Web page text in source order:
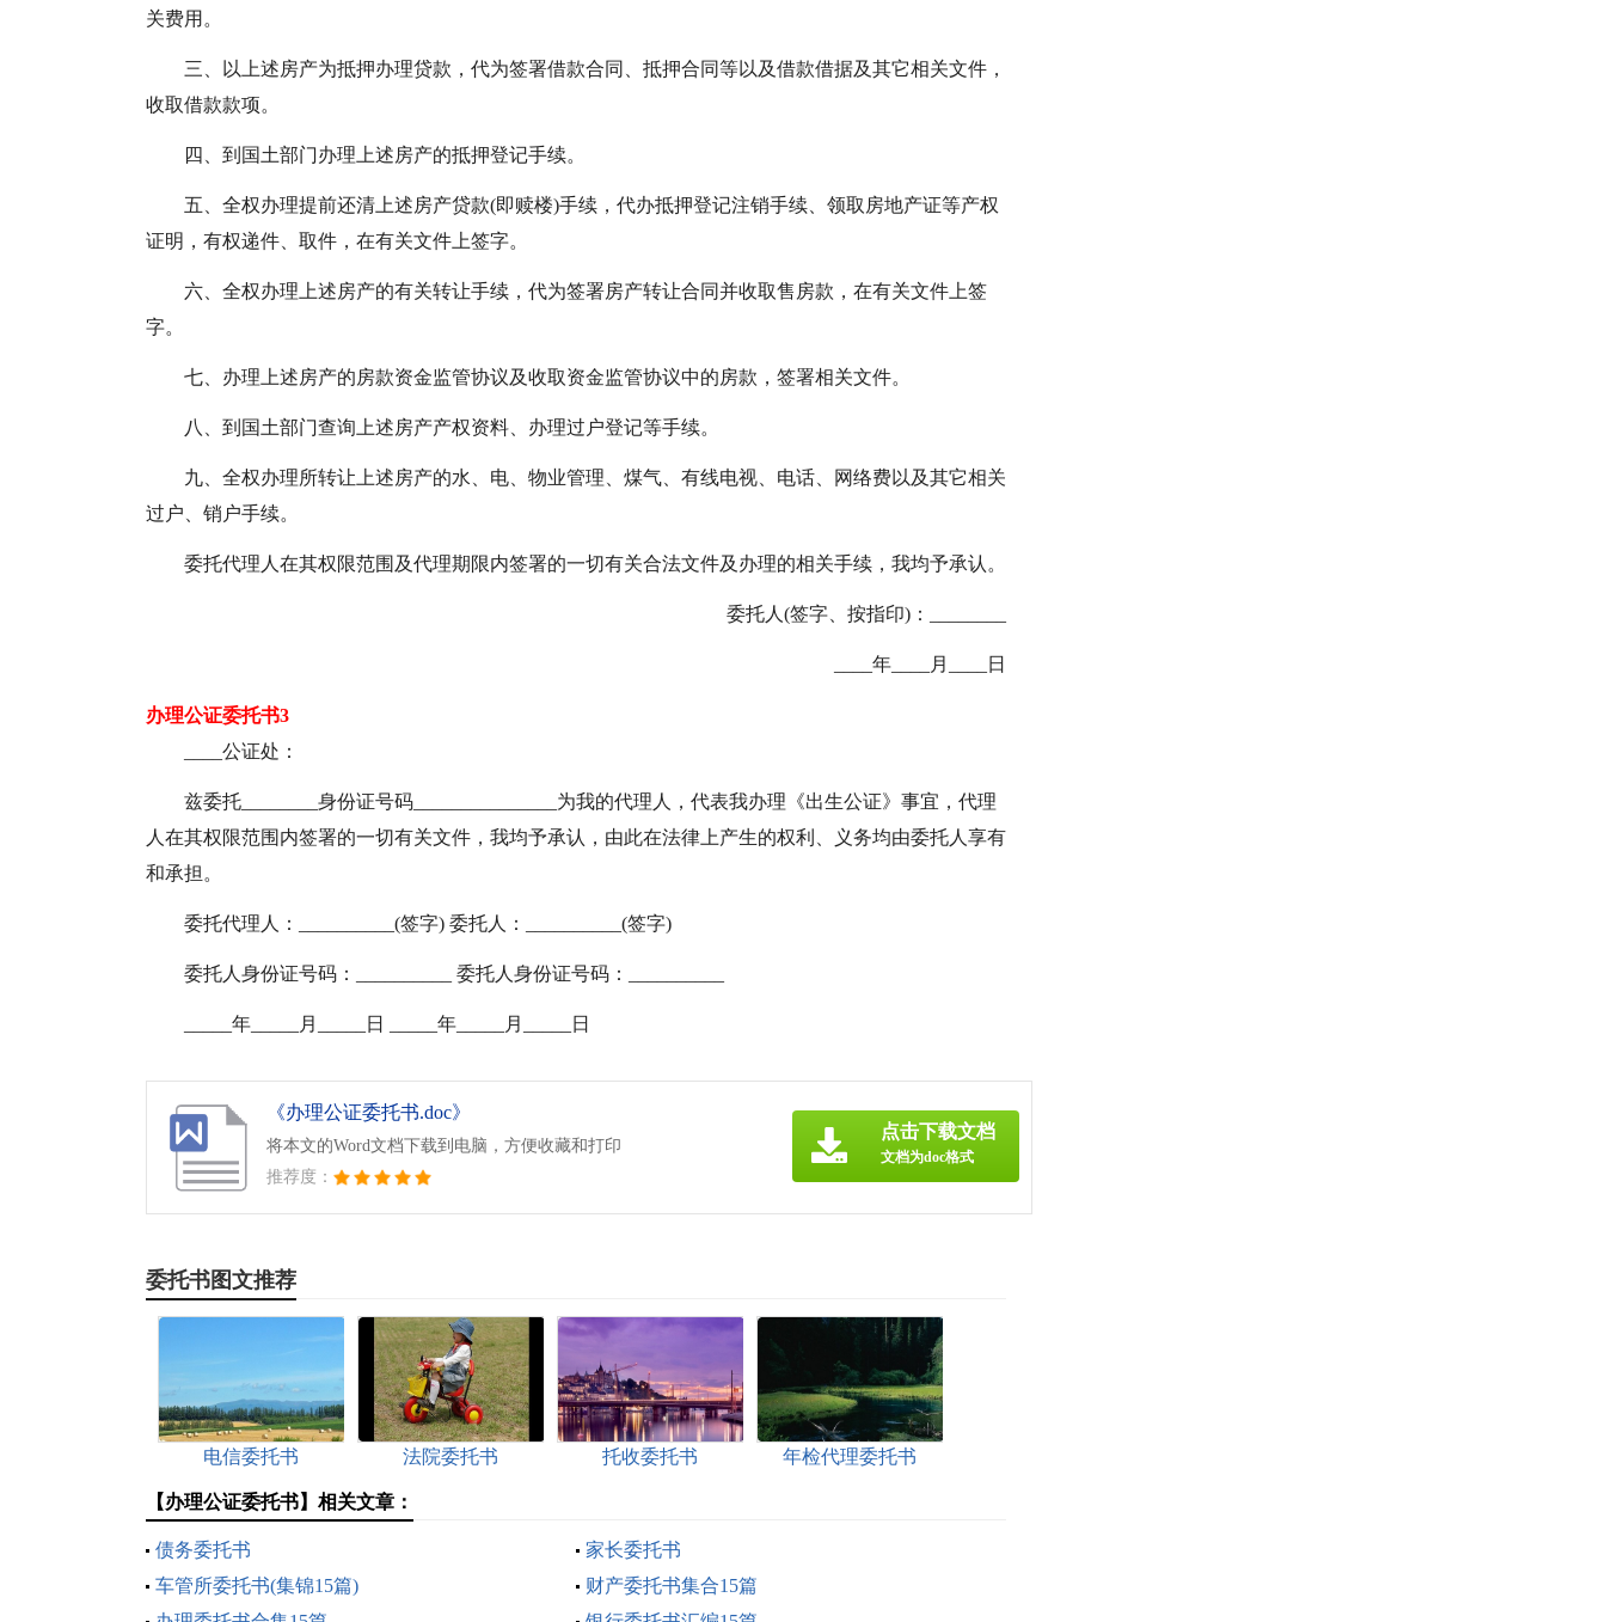
关费用。
三、以上述房产为抵押办理贷款，代为签署借款合同、抵押合同等以及借款借据及其它相关文件，
收取借款款项。
四、到国土部门办理上述房产的抵押登记手续。
五、全权办理提前还清上述房产贷款(即赎楼)手续，代办抵押登记注销手续、领取房地产证等产权
证明，有权递件、取件，在有关文件上签字。
六、全权办理上述房产的有关转让手续，代为签署房产转让合同并收取售房款，在有关文件上签
字。
七、办理上述房产的房款资金监管协议及收取资金监管协议中的房款，签署相关文件。
八、到国土部门查询上述房产产权资料、办理过户登记等手续。
九、全权办理所转让上述房产的水、电、物业管理、煤气、有线电视、电话、网络费以及其它相关
过户、销户手续。
委托代理人在其权限范围及代理期限内签署的一切有关合法文件及办理的相关手续，我均予承认。
委托人(签字、按指印)：________
____年____月____日
办理公证委托书3
____公证处：
兹委托________身份证号码_______________为我的代理人，代表我办理《出生公证》事宜，代理
人在其权限范围内签署的一切有关文件，我均予承认，由此在法律上产生的权利、义务均由委托人享有
和承担。
委托代理人：__________(签字) 委托人：__________(签字)
委托人身份证号码：__________ 委托人身份证号码：__________
_____年_____月_____日 _____年_____月_____日
《办理公证委托书.doc》
将本文的Word文档下载到电脑，方便收藏和打印
推荐度：
点击下载文档
文档为doc格式
委托书图文推荐
电信委托书 法院委托书 托收委托书 年检代理委托书
【办理公证委托书】相关文章：
债务委托书
家长委托书
车管所委托书(集锦15篇)
财产委托书集合15篇